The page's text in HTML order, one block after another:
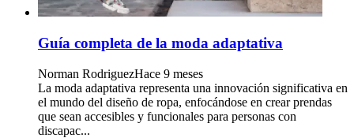
Guía completa de la moda adaptativa
Norman RodriguezHace 9 meses
La moda adaptativa representa una innovación significativa en
el mundo del diseño de ropa, enfocándose en crear prendas
que sean accesibles y funcionales para personas con
discapac...